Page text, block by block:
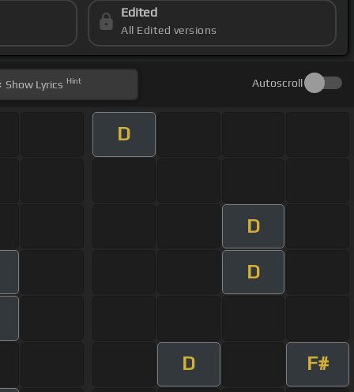
Edited
All Edited versions
Show Lyrics Hint Autoscroll
D
D
D
D F#